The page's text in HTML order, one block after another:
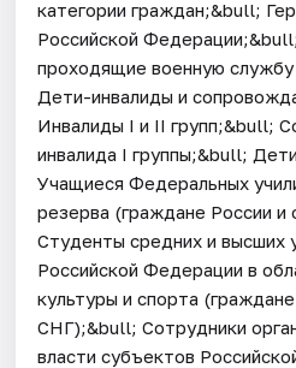
категории граждан;&bull;
Российской
проходящие военную
Дети-инвалиды и
Инвалиды I и II групп;&bull;
инвалида I группы;&bull;
Учащиеся Федеральных
резерва (граждане России
Студенты средних и высших
Российской Федерации в
культуры и спорта
СНГ);&bull; Сотрудники
власти субъектов